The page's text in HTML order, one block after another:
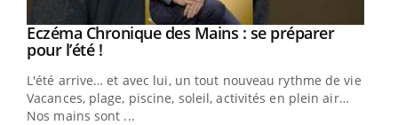
Youtube
Eczéma Chronique des Mains : se préparer
pour l’été !Youtube
L'été arrive… et avec lui, un tout nouveau rythme de vie !
Vacances, plage, piscine, soleil, activités en plein air…
Nos mains sont ...